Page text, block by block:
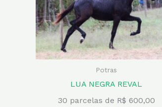
Potras
LUA NEGRA REVAL
30 parcelas de R$ 600,00